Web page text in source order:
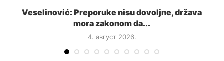
Veselinović: Preporuke nisu dovoljne, država
mora zakonom da...
4. август 2026.